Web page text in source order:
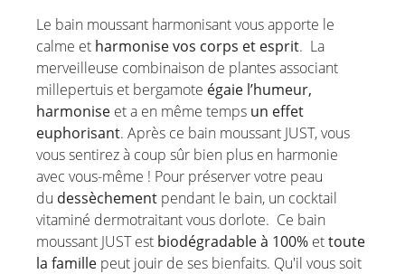
Produits ménagers
Le bain moussant harmonisant vous apporte le
calme et harmonise vos corps et esprit. La
merveilleuse combinaison de plantes associant
millepertuis et bergamote égaie l’humeur,
harmonise et a en même temps un effet
euphorisant. Après ce bain moussant JUST, vous
vous sentirez à coup sûr bien plus en harmonie
avec vous-même ! Pour préserver votre peau
du dessèchement pendant le bain, un cocktail
vitaminé dermotraitant vous dorlote. Ce bain
moussant JUST est biodégradable à 100% ettoute
la famille peut jouir de ses bienfaits. Qu'il vous soit